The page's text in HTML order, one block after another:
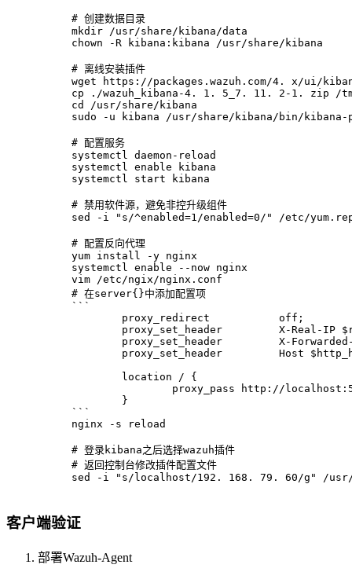
# 创建数据目录
mkdir /usr/share/kibana/data
chown -R kibana:kibana /usr/share/kibana
# 离线安装插件
wget https://packages.wazuh.com/4. x/ui/
cp ./wazuh_kibana-4. 1. 5_7. 11. 2-1. zip /
cd /usr/share/kibana
sudo -u kibana /usr/share/kibana/bin/
# 配置服务
systemctl daemon-reload
systemctl enable kibana
systemctl start kibana
# 禁用软件源，避免非控升级组件
sed -i "s/^enabled=1/enabled=0/" /etc/
# 配置反向代理
yum install -y nginx
systemctl enable --now nginx
vim /etc/ngix/nginx.conf
# 在server{}中添加配置项
​```
        proxy_redirect           off;
proxy_set_header         X-Real-IP
proxy_set_header         X-
proxy_set_header         Host
        location / {
proxy_pass http://
        }
​```
nginx -s reload
# 登录kibana之后选择wazuh插件
# 返回控制台修改插件配置文件
sed -i "s/localhost/192. 168. 79. 60/g" /usr/
客户端验证
部署Wazuh-Agent